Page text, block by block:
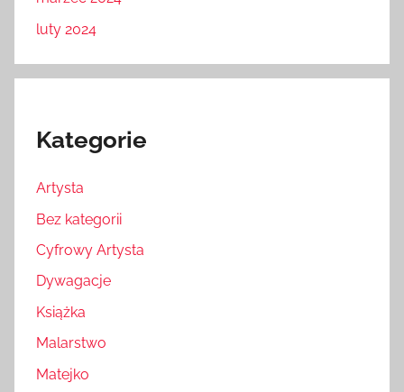
luty 2024
Kategorie
Artysta
Bez kategorii
Cyfrowy Artysta
Dywagacje
Książka
Malarstwo
Matejko